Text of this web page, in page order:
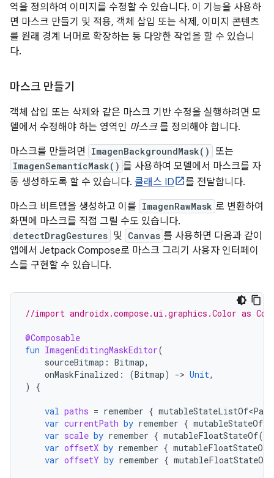
역을 정의하여 이미지를 수정할 수 있습니다. 이 기능을 사용하
면 마스크 만들기 및 적용, 객체 삽입 또는 삭제, 이미지 콘텐츠
를 원래 경계 너머로 확장하는 등 다양한 작업을 할 수 있습니
다.
마스크 만들기
객체 삽입 또는 삭제와 같은 마스크 기반 수정을 실행하려면 모
델에서 수정해야 하는 영역인 마스크 를 정의해야 합니다.
마스크를 만들려면
ImagenBackgroundMask() 또는
ImagenSemanticMask() 를 사용하여 모델에서 마스크를 자
동 생성하도록 할 수 있습니다. 클래스 ID
를 전달합니다.
마스크 비트맵을 생성하고 이를 ImagenRawMask 로 변환하여
화면에 마스크를 직접 그릴 수도 있습니다.
detectDragGestures 및 Canvas 를 사용하면 다음과 같이
앱에서 Jetpack Compose로 마스크 그리기 사용자 인터페이
스를 구현할 수 있습니다.
//import androidx.compose.ui.graphics.Color as
@Composable
fun ImagenEditingMaskEditor(
sourceBitmap : Bitmap,
onMaskFinalized : (Bitmap) -> Unit,
)
{
val paths = remember {
var currentPath by remember {
var scale by remember { mutableFloatStateOf(
var offsetX by remember { mutableFloatStateOf
var offsetY by remember { mutableFloatStateOf